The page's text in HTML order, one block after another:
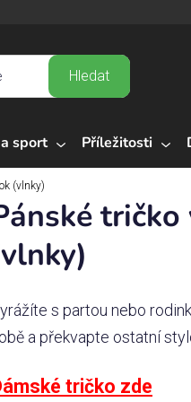
Hledat
sport Příležitosti
(vlnky)
tričko
s partou nebo
a překvapte ostatní
tričko zde